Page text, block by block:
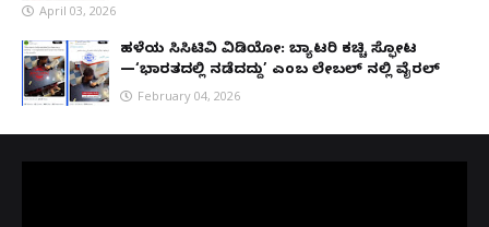
April 03, 2026
ಹಳೆಯ ಸಿಸಿಟಿವಿ ವಿಡಿಯೋ: ಬ್ಯಾಟರಿ ಕಚ್ಚಿ ಸ್ಫೋಟ
—‘ಭಾರತದಲ್ಲಿ ನಡೆದದ್ದು’ ಎಂಬ ಲೇಬಲ್ ನಲ್ಲಿ ವೈರಲ್
February 04, 2026